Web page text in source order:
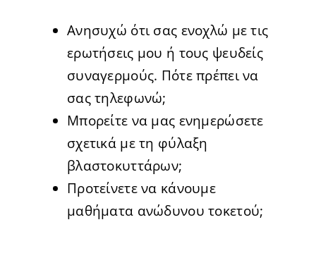
Ανησυχώ ότι σας ενοχλώ με τις
ερωτήσεις μου ή τους ψευδείς
συναγερμούς. Πότε πρέπει να
σας τηλεφωνώ;
Μπορείτε να μας ενημερώσετε
σχετικά με τη φύλαξη
βλαστοκυττάρων;
Προτείνετε να κάνουμε
μαθήματα ανώδυνου τοκετού;